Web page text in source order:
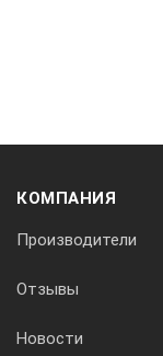
—
КОМПАНИЯ
Производители
Отзывы
Новости